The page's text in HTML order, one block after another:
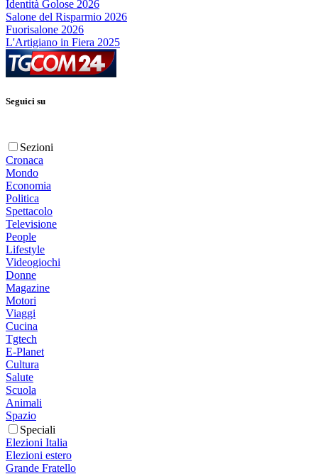
Identità Golose 2026
Salone del Risparmio 2026
Fuorisalone 2026
L'Artigiano in Fiera 2025
Seguici su
Sezioni
Cronaca
Mondo
Economia
Politica
Spettacolo
Televisione
People
Lifestyle
Videogiochi
Donne
Magazine
Motori
Viaggi
Cucina
Tgtech
E-Planet
Cultura
Salute
Scuola
Animali
Spazio
Speciali
Elezioni Italia
Elezioni estero
Grande Fratello